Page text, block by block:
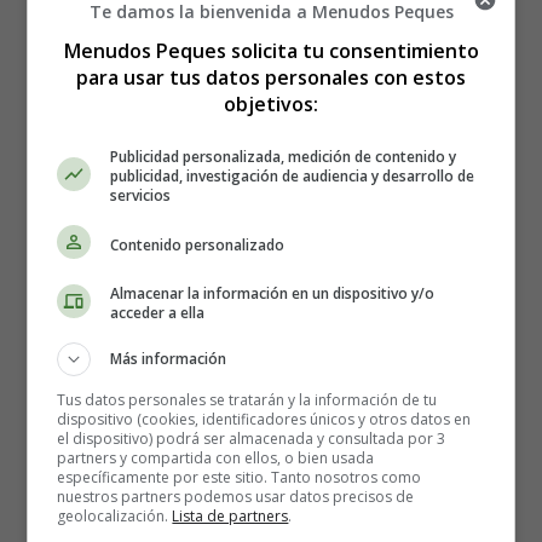
Válvula protésica (artificial): la cirugía de reemplazo
valvular se utiliza cada vez más cuando las personas
experimentan el estrechamiento de una de sus válvulas
Enfermedad cardíaca congénita: cuando una persona
Miocardiopatía hipertrófica: donde las células del
músculo cardíaco se han agrandado y las paredes de
las cámaras del corazón se engrosan.
o enfermedad cardíaca.
Las personas que se inyectan drogas también son más
propensas a desarrollar endocarditis.
Síntomas de endocarditis
Te damos la bienvenida a Menudos Peques
Menudos Peques solicita tu consentimiento
para usar tus datos personales con estos
objetivos:
Publicidad personalizada, medición de contenido y
publicidad, investigación de audiencia y desarrollo de
servicios
Contenido personalizado
Almacenar la información en un dispositivo y/o
acceder a ella
Más información
Tus datos personales se tratarán y la información de tu
dispositivo (cookies, identificadores únicos y otros datos en
el dispositivo) podrá ser almacenada y consultada por 3
partners y compartida con ellos, o bien usada
específicamente por este sitio. Tanto nosotros como
nuestros partners podemos usar datos precisos de
geolocalización. Lista de partners.